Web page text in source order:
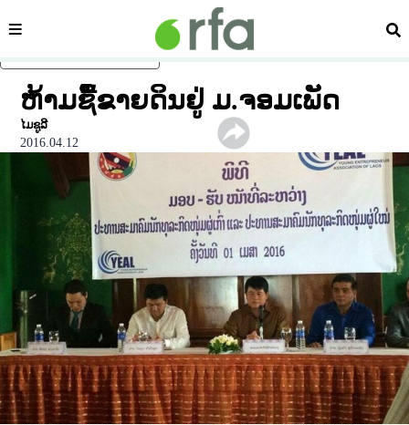
ໝວດ ຄົ້
ຫ້າມຊື້ຂາຍດິນຢູ່ ມ.ຈອມເພັດ
ໄມຊູລີ
2016.04.12